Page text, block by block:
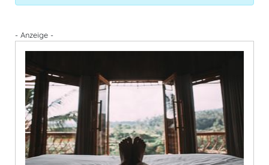
- Anzeige -